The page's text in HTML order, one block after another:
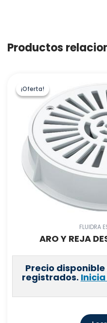
Productos
¡Oferta!
¡Oferta!
FLUIDRA
ARO Y REJA
Precio
registrados.